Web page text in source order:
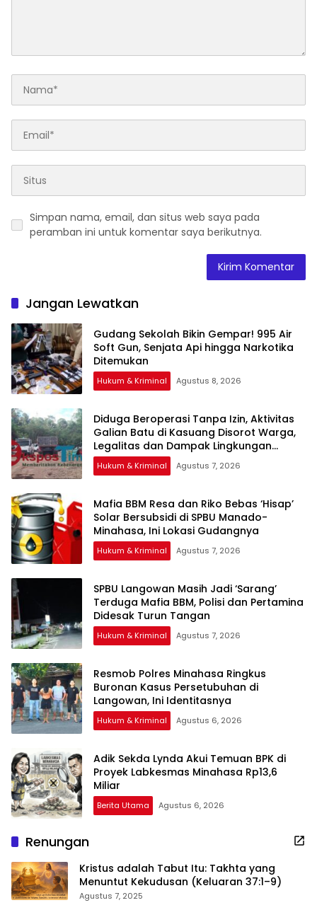
Simpan nama, email, dan situs web saya pada
peramban ini untuk komentar saya berikutnya.
Jangan Lewatkan
Gudang Sekolah Bikin Gempar! 995 Air
Soft Gun, Senjata Api hingga Narkotika
Ditemukan
Hukum & Kriminal Agustus 8, 2026
Diduga Beroperasi Tanpa Izin, Aktivitas
Galian Batu di Kasuang Disorot Warga,
Legalitas dan Dampak Lingkungan
Dipertanyakan
Hukum & Kriminal Agustus 7, 2026
Mafia BBM Resa dan Riko Bebas ‘Hisap’
Solar Bersubsidi di SPBU Manado-
Minahasa, Ini Lokasi Gudangnya
Hukum & Kriminal Agustus 7, 2026
SPBU Langowan Masih Jadi ‘Sarang’
Terduga Mafia BBM, Polisi dan Pertamina
Didesak Turun Tangan
Hukum & Kriminal Agustus 7, 2026
Resmob Polres Minahasa Ringkus
Buronan Kasus Persetubuhan di
Langowan, Ini Identitasnya
Hukum & Kriminal Agustus 6, 2026
Adik Sekda Lynda Akui Temuan BPK di
Proyek Labkesmas Minahasa Rp13,6
Miliar
Berita Utama Agustus 6, 2026
Renungan
Kristus adalah Tabut Itu: Takhta yang
Menuntut Kekudusan (Keluaran 37:1–9)
Agustus 7, 2025